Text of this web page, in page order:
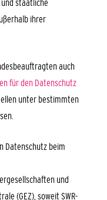
staatliche
ihrer
auch
für den Datenschutz
unter bestimmten
Datenschutz beim
und
(GEZ), soweit SWR-